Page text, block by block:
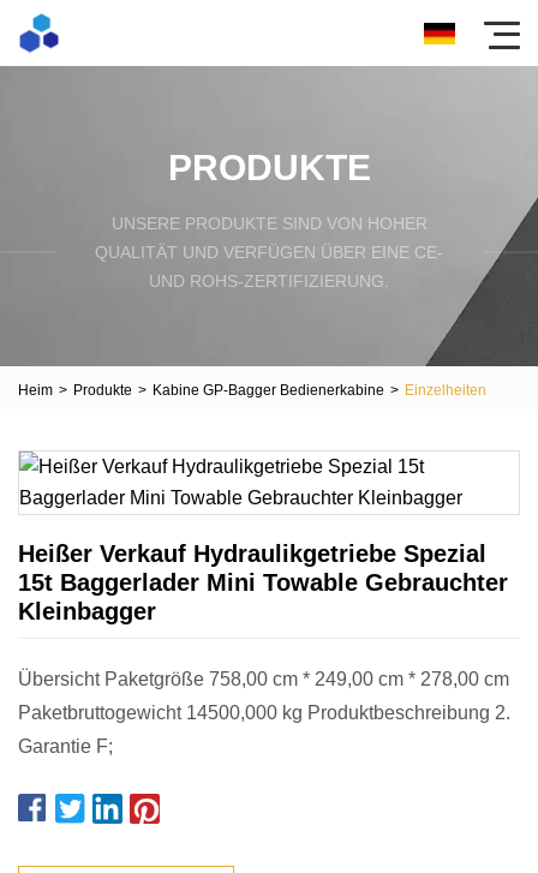
PRODUKTE
UNSERE PRODUKTE SIND VON HOHER
QUALITÄT UND VERFÜGEN ÜBER EINE CE-
UND ROHS-ZERTIFIZIERUNG.
Heim > Produkte > Kabine GP-Bagger Bedienerkabine > Einzelheiten
Heißer Verkauf Hydraulikgetriebe Spezial
15t Baggerlader Mini Towable Gebrauchter
Kleinbagger
Übersicht Paketgröße 758,00 cm * 249,00 cm * 278,00 cm
Paketbruttogewicht 14500,000 kg Produktbeschreibung 2.
Garantie F;